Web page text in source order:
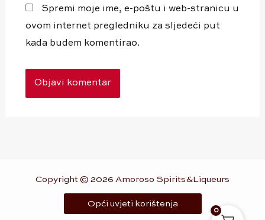
Spremi moje ime, e-poštu i web-stranicu u
ovom internet pregledniku za sljedeći put
kada budem komentirao.
Copyright © 2026 Amoroso Spirits&Liqueurs
Opći uvjeti korištenja
0